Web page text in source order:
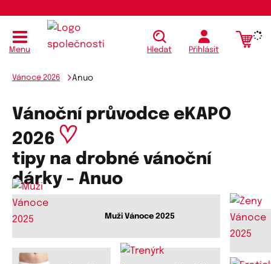
Menu Hledat Přihlásit
Vánoce 2026 Anuo
Vánoční průvodce eKAPO
2026
tipy na drobné vánoční
dárky - Anuo
Muži Vánoce 2025